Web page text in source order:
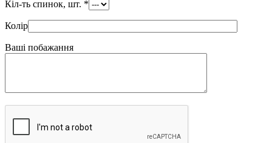
Кіл-ть спинок, шт. *
Колір
Ваші побажання